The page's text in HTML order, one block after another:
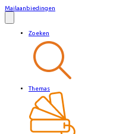
Mailaanbiedingen
Zoeken
Themas